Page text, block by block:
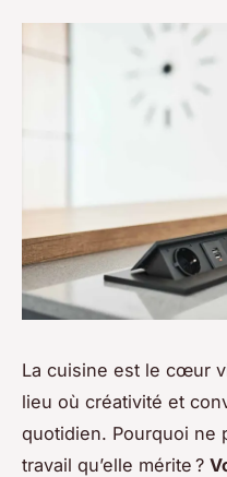
La cuisine est le cœur
lieu où créativité et
quotidien. Pourquoi ne
travail qu’elle mérite ?